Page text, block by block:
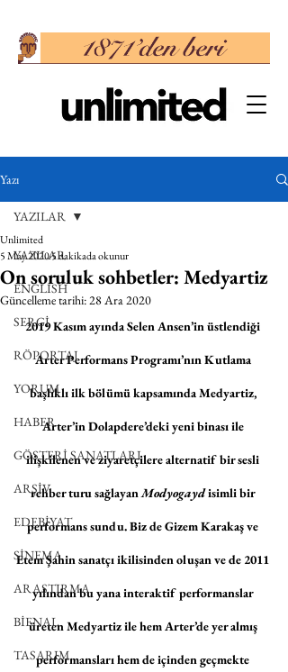
Yazı
YAZILAR
ENGLISH
SERGİ
RÖPORTAJ
YORUM
HABER
GÖSTERİ SANATLARI
ARŞİV
EDEBİYAT
SİNEMA
ARAŞTIRMA
BİENAL
TASARIM
YAZILAR
On soruluk sohbetler: Medyartiz
Unlimited
5 May 20205 dakikada okunur
Güncelleme tarihi:28 Ara 2020
2019 Kasım ayında Selen Ansen’in üstlendiği
Arter Performans Programı’nın Kutlama
başlıklı ilk bölümü kapsamında Medyartiz,
Arter’in Dolapdere’deki yeni binası ile
ilişkilenen ve ziyaretçilere alternatif bir sesli
rehber turu sağlayan Modyogayd isimli bir
performans sundu. Biz de Gizem Karakaş ve
Etem Şahin sanatçı ikilisinden oluşan ve de 2011
yılından bu yana interaktif performanslar
üreten Medyartiz ile hem Arter’de yer almış
performansları hem de içinden geçmekte